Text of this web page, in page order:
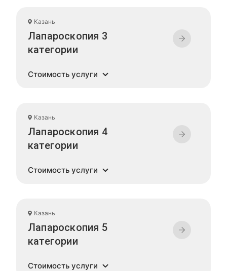
Казань
Лапароскопия 3
категории
Стоимость услуги
Казань
Лапароскопия 4
категории
Стоимость услуги
Казань
Лапароскопия 5
категории
Стоимость услуги